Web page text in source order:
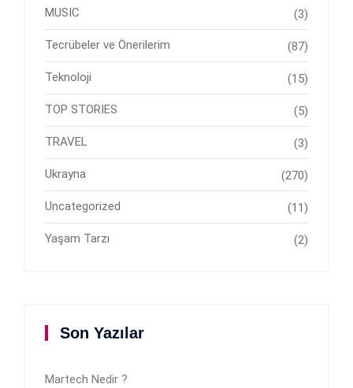
MUSIC (3)
Tecrübeler ve Önerilerim (87)
Teknoloji (15)
TOP STORIES (5)
TRAVEL (3)
Ukrayna (270)
Uncategorized (11)
Yaşam Tarzı (2)
Son Yazılar
Martech Nedir ?